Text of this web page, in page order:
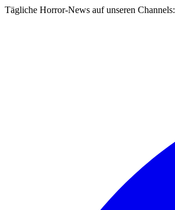
Tägliche Horror-News auf unseren Channels: